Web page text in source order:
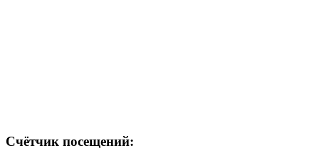
Счётчик посещений: